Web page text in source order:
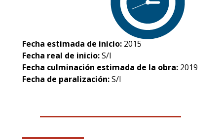
Fecha estimada de inicio: 2015
Fecha real de inicio:S/I
Fecha culminación estimada de la obra: 2019
Fecha de paralización:S/I